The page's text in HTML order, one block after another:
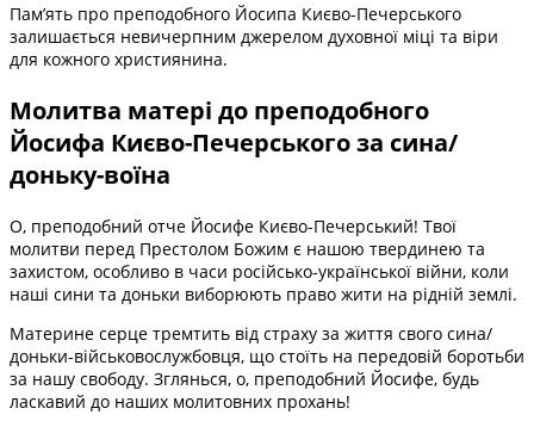
Пам’ять про преподобного Йосипа Києво-Печерського
залишається невичерпним джерелом духовної міці та віри
для кожного християнина.
Молитва матері до преподобного
Йосифа Києво-Печерського за сина/
доньку-воїна
О, преподобний отче Йосифе Києво-Печерський! Твої
молитви перед Престолом Божим є нашою твердинею та
захистом, особливо в часи російсько-української війни, коли
наші сини та доньки виборюють право жити на рідній землі.
Материне серце тремтить від страху за життя свого сина/
доньки-військовослужбовця, що стоїть на передовій боротьби
за нашу свободу. Зглянься, о, преподобний Йосифе, будь
ласкавий до наших молитовних прохань!